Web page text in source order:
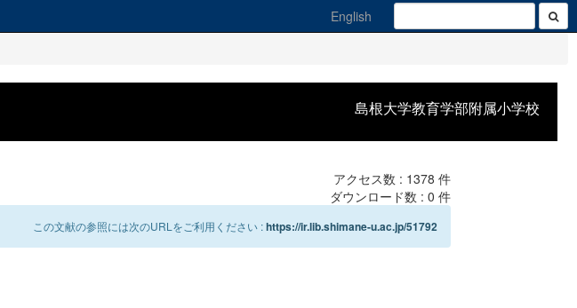
English
島根大学教育学部附属小学校
アクセス数 : 1378 件
ダウンロード数 : 0 件
この文献の参照には次のURLをご利用ください :https://ir.lib.shimane-u.ac.jp/51792